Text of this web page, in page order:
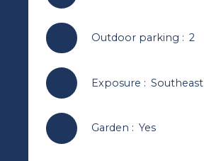
Outdoor parking : 2
Exposure : Southeast
Garden : Yes